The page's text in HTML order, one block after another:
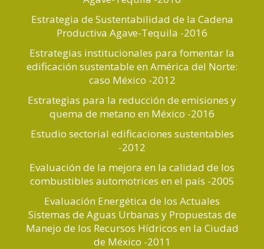
Estrategia de Sustentabilidad de la Cadena
Productiva Agave-Tequila -2016
Estrategias institucionales para fomentar la
edificación sustentable en América del Norte:
caso México -2012
Estrategias para la reducción de emisiones y
quema de metano en México -2016
Estudio sectorial edificaciones sustentables
-2012
Evaluación de la mejora en la calidad de los
combustibles automotrices en el país -2005
Evaluación Energética de los Actuales
Sistemas de Aguas Urbanas y Propuestas de
Manejo de los Recursos Hídricos en la Ciudad
de México -2011